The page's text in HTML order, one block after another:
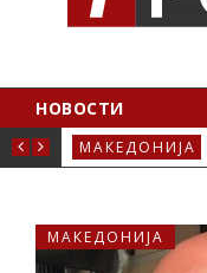
НОВОСТИ
КРИВА ПАЛАНКА
МАКЕДОНИЈА
МАКЕДОНИЈА